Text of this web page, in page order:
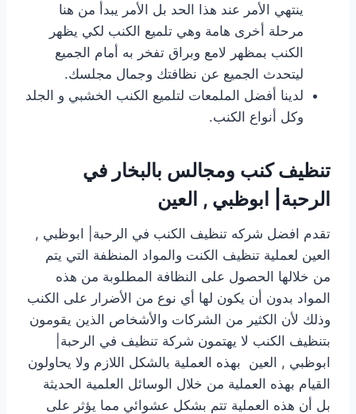
ينتهي الأمر عند هذا الحد بل الأمر يبدأ من هنا
مرحلة أخرى هامة وهي تلميع الكنب لكي يظهر
الكنب بمظهر لامع وبراق تفخر به أمام الجميع
ليتحدث الجميع عن نظافتك وجمال مجلسك.
لدينا أفضل الملمعات لتلميع الكنب الخشبي و الجلد
وكل أنواع الكنب.
تنظيف كنب ومجالس بالبخار في
الرحبة| ابوظبي , العين
تقدم افضل شركه تنظيف الكنب في الرحبة| ابوظبي ,
العين لعملية تنظيف الكنت والمواد المنظفة التي يتم
من خلالها الحصول على النظافة المطلوبة من هذه
المواد بدون أن يكون لها أي نوع من الأضرار على الكنب
وذلك لأن الكثير من الشركات والأشخاص الذين يقومون
بتنظيف الكنب لا يهتمون شركة تنظيف في الرحبة|
ابوظبي , العين بهذه العملية بالشكل اللازم ولا يحاولون
القيام بهذه العملية من خلال الوسائل العلمية الحديثة
بل أن هذه العملية تتم بشكل عشوائي مما يؤثر على